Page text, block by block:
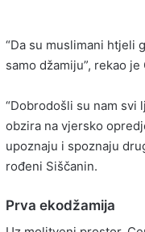
“Da su muslimani htjeli
samo džamiju”, rekao je
“Dobrodošli su nam svi
obzira na vjersko
upoznaju i spoznaju
rođeni Siščanin.
Prva ekodžamija